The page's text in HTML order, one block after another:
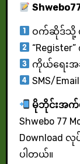
ဝက်ဆိုဒ်သို့ ဝ
ကိုယ်ရေးအခ
SMS/
မိုဘိုင်းအက်ပ်
Shwebo 77
Download လု
ပါတယ်။